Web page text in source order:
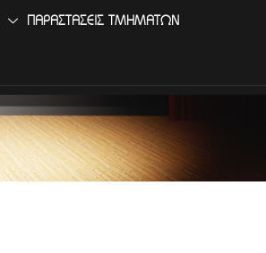
ΠΑΡΑΣΤΑΣΕΙΣ ΤΜΗΜΑΤΩΝ